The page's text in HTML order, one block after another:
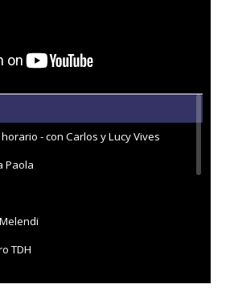
- con Carlos y Lucy Vives
Paola
TDH